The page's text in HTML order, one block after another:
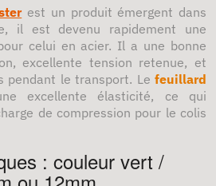
est un produit émergent dans
il est devenu rapidement une
celui en acier. Il a une bonne
excellente tension retenue, et
pendant le transport. Le feuillard
excellente élasticité, ce qui
de compression pour le colis
: couleur vert /